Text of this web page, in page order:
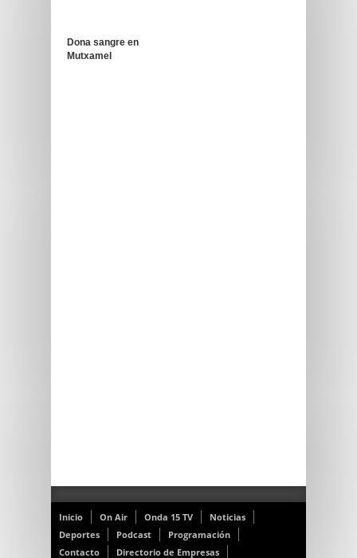
Dona sangre en
Mutxamel
Inicio On Air Onda 15 TV
Noticias
Deportes
Podcast
Programación
Contacto
Directorio de Empresas